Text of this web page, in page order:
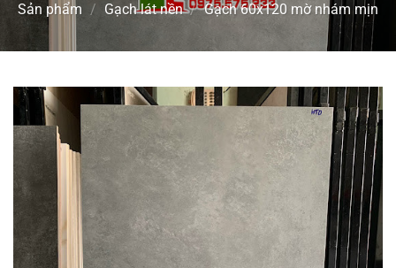
Sản phẩm / Gạch lát nền / Gạch 60x120 mờ nhám mịn